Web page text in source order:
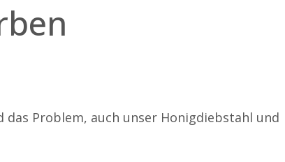
Problem, auch unser Honigdiebstahl und